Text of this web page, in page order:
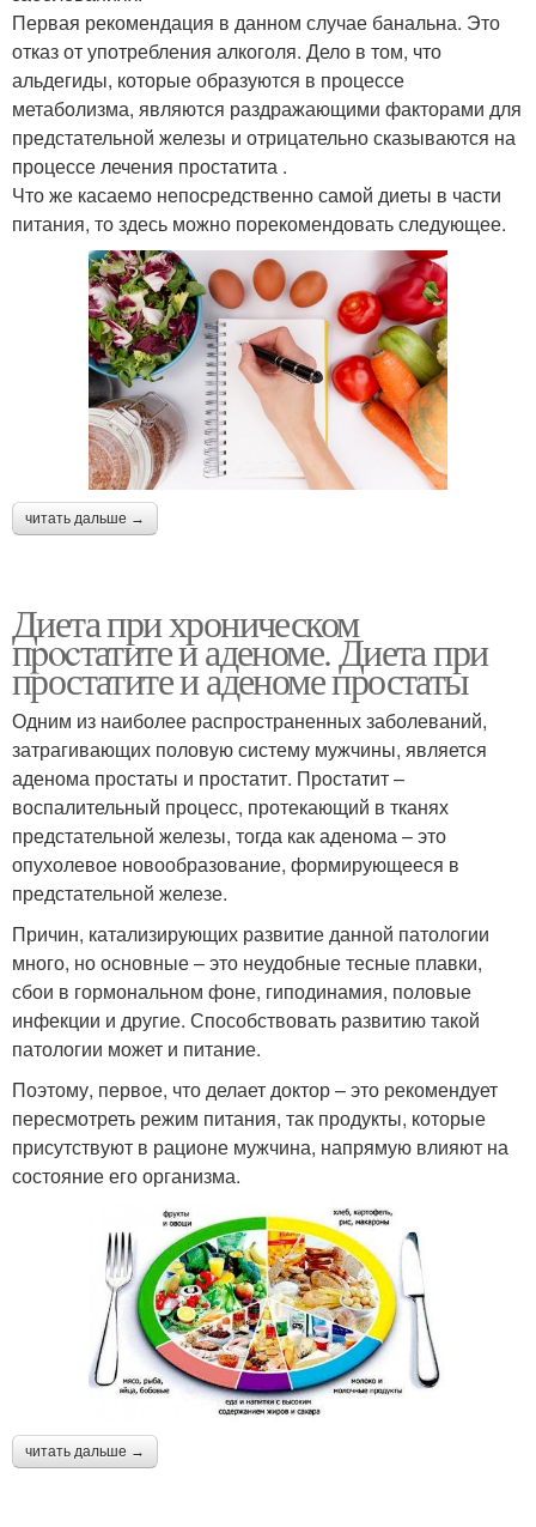
Первая рекомендация в данном случае банальна. Это
отказ от употребления алкоголя. Дело в том, что
альдегиды, которые образуются в процессе
метаболизма, являются раздражающими факторами для
предстательной железы и отрицательно сказываются на
процессе лечения простатита .
Что же касаемо непосредственно самой диеты в части
питания, то здесь можно порекомендовать следующее.
читать дальше →
Диета при хроническом
пpocтатите и аденоме. Диета при
простатите и аденоме простаты
Одним из наиболее распространенных заболеваний,
затрагивающих половую систему мужчины, является
аденома простаты и простатит. Простатит –
воспалительный процесс, протекающий в тканях
предстательной железы, тогда как аденома – это
опухолевое новообразование, формирующееся в
предстательной железе.
Причин, катализирующих развитие данной патологии
много, но основные – это неудобные тесные плавки,
сбои в гормональном фоне, гиподинамия, половые
инфекции и другие. Способствовать развитию такой
патологии может и питание.
Поэтому, первое, что делает доктор – это рекомендует
пересмотреть режим питания, так продукты, которые
присутствуют в рационе мужчина, напрямую влияют на
состояние его организма.
читать дальше →